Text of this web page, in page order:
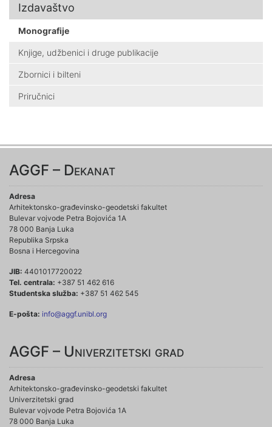
Izdavaštvo
Monografije
Knjige, udžbenici i druge publikacije
Zbornici i bilteni
Priručnici
AGGF – Dekanat
Adresa
Arhitektonsko-građevinsko-geodetski fakultet
Bulevar vojvode Petra Bojovića 1A
78 000 Banja Luka
Republika Srpska
Bosna i Hercegovina
JIB: 4401017720022
Tel. centrala: +387 51 462 616
Studentska služba: +387 51 462 545
E-pošta: info@aggf.unibl.org
AGGF – Univerzitetski grad
Adresa
Arhitektonsko-građevinsko-geodetski fakultet
Univerzitetski grad
Bulevar vojvode Petra Bojovića 1A
78 000 Banja Luka